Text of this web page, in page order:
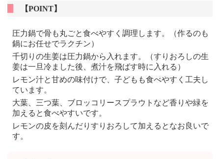
【POINT】
圧力鍋で骨も丸ごと食べやすく調理します。（作るのも
鍋にお任せでラクチン）
千切りの生姜は圧力鍋から入れます。（すりおろしの生
姜は一旦冷ました後、煮汁を飛ばす時に入れる）
レモン汁と甘めの味付けで、子どもも食べやすく工夫し
ています。
大葉、三つ葉、ブロッコリースプラウトなど香りや緑を
加えると食べやすいです。
レモンの皮を刻んだりすりおろして加えるとなお良いで
す。